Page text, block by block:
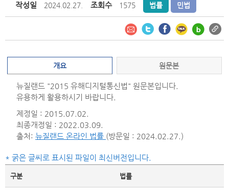
작성일 2024.02.27. 조회수 1575 법률 민법
개요 원문본
뉴질랜드 "2015 유해디지털통신법" 원문본입니다.
유용하게 활용하시기 바랍니다.
제정일 : 2015.07.02.
최종개정일 : 2022.03.09.
출처: 뉴질랜드 온라인 법률 (방문일 : 2024.02.27.)
* 굵은 글씨로 표시된 파일이 최신버전입니다.
구분 법률